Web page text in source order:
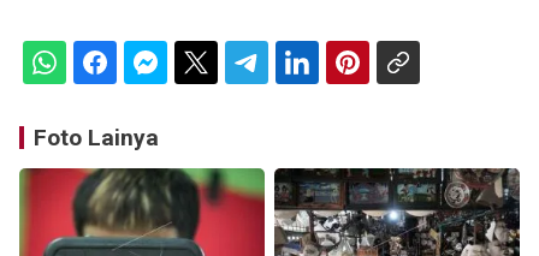
Foto Lainya